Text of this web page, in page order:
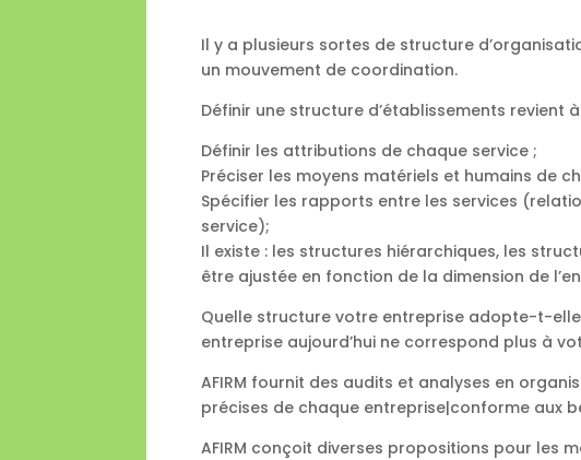
Il y a plusieurs sortes de structure
un mouvement de coordination.
Définir une structure d’établissements revient
Définir les attributions de chaque service ;
Préciser les moyens matériels et humains de
Spécifier les rapports entre les services
service);
Il existe : les structures hiérarchiques, les
être ajustée en fonction de la dimension de
Quelle structure votre entreprise adopte-t-
entreprise aujourd’hui ne correspond plus à
AFIRM fournit des audits et analyses en
précises de chaque entreprise|conforme aux
AFIRM conçoit diverses propositions pour les